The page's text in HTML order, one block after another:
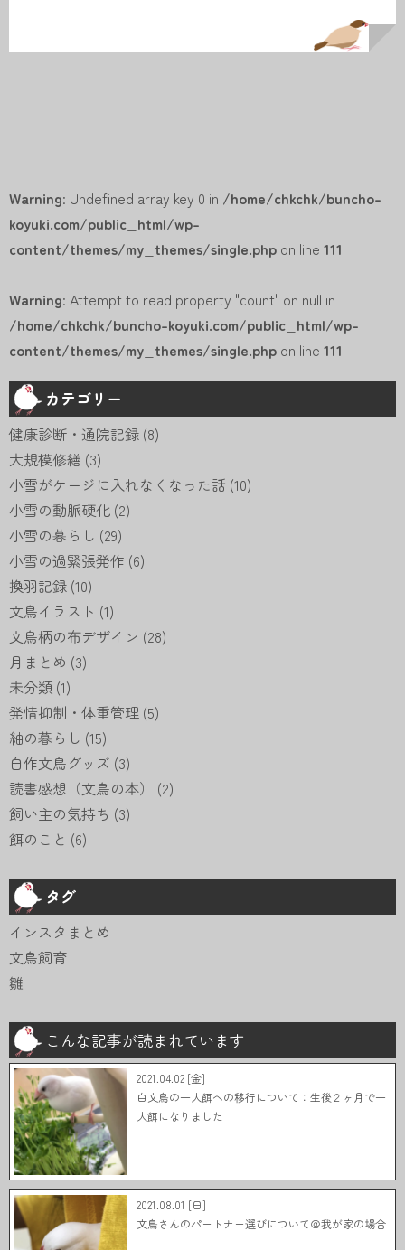
Warning: Undefined array key 0 in /home/chkchk/buncho-
koyuki.com/public_html/wp-
content/themes/my_themes/single.php on line 111
Warning: Attempt to read property "count" on null in
/home/chkchk/buncho-koyuki.com/public_html/wp-
content/themes/my_themes/single.php on line 111
カテゴリー
健康診断・通院記録 (8)
大規模修繕 (3)
小雪がケージに入れなくなった話 (10)
小雪の動脈硬化 (2)
小雪の暮らし (29)
小雪の過緊張発作 (6)
換羽記録 (10)
文鳥イラスト (1)
文鳥柄の布デザイン (28)
月まとめ (3)
未分類 (1)
発情抑制・体重管理 (5)
紬の暮らし (15)
自作文鳥グッズ (3)
読書感想（文鳥の本）
(2)
飼い主の気持ち (3)
餌のこと (6)
タグ
インスタまとめ
文鳥飼育
雛
こんな記事が読まれています
2021.04.02 [金]
白文鳥の一人餌への移行について：生後２ヶ月で一
人餌になりました
2021.08.01 [日]
文鳥さんのパートナー選びについて＠我が家の場合